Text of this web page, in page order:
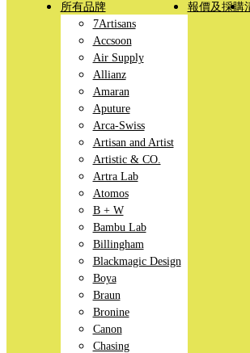
所有品牌
7Artisans
Accsoon
Air Supply
Allianz
Amaran
Aputure
Arca-Swiss
Artisan and Artist
Artistic & CO.
Artra Lab
Atomos
B + W
Bambu Lab
Billingham
Blackmagic Design
Boya
Braun
Bronine
Canon
Chasing
報價及採購